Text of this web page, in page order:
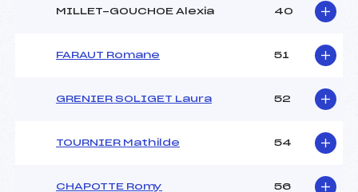
MILLET-GOUCHOE Alexia 40
FARAUT Romane 51
GRENIER SOLIGET Laura 52
TOURNIER Mathilde 54
CHAPOTTE Romy 56